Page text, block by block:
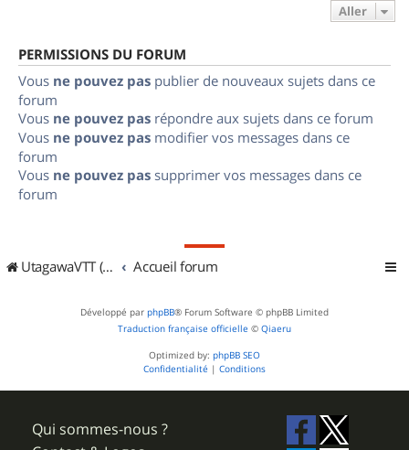
Aller
PERMISSIONS DU FORUM
Vous ne pouvez pas publier de nouveaux sujets dans ce
forum
Vous ne pouvez pas répondre aux sujets dans ce forum
Vous ne pouvez pas modifier vos messages dans ce
forum
Vous ne pouvez pas supprimer vos messages dans ce
forum
UtagawaVTT (Randos VTT et VTTAE avec traces GPS) Accueil forum
Développé par phpBB® Forum Software © phpBB Limited
Traduction française officielle © Qiaeru
Optimized by: phpBB SEO
Confidentialité | Conditions
Qui sommes-nous ?